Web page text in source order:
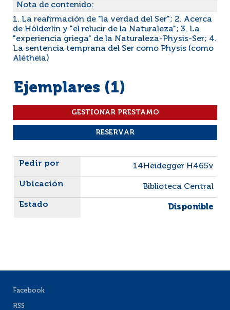
Nota de contenido:
1. La reafirmación de "la verdad del Ser"; 2. Acerca
de Hölderlin y "el relucir de la Naturaleza"; 3. La
"experiencia griega" de la Naturaleza-Physis-Ser; 4.
La sentencia temprana del Ser como Physis (como
Alétheia)
Ejemplares (1)
Liste des exemplaires
14Heidegger H465v
Biblioteca Central
Disponible
Facebook
RSS